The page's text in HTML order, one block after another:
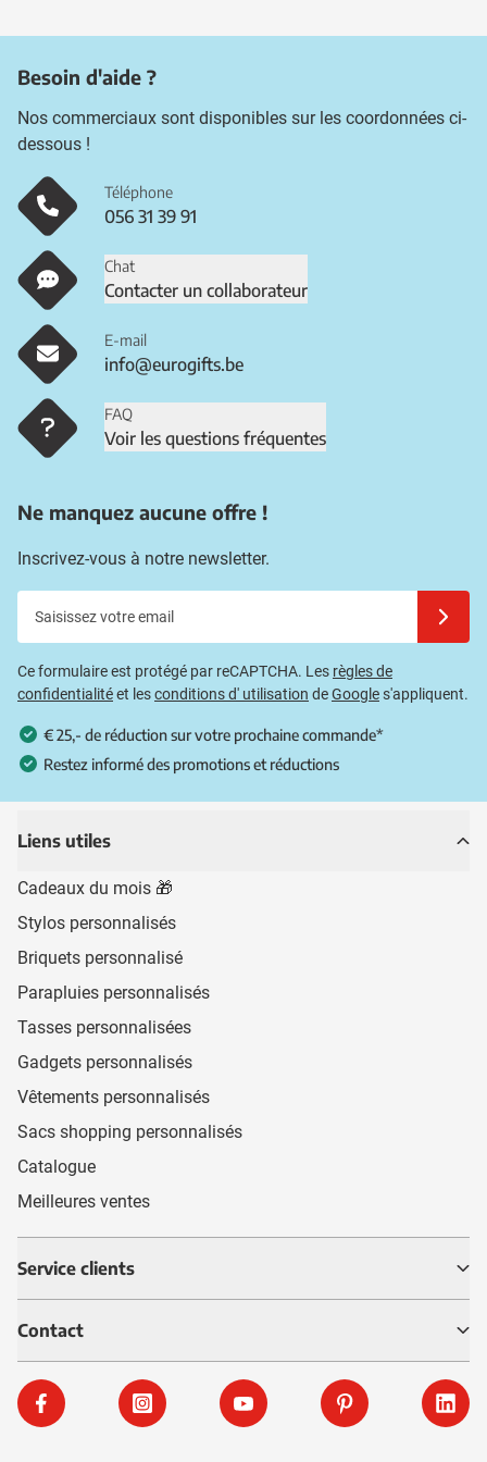
Besoin d'aide ?
Nos commerciaux sont disponibles sur les coordonnées ci-
dessous !
Téléphone
056 31 39 91
Chat
Contacter un collaborateur
E-mail
info@eurogifts.be
FAQ
Voir les questions fréquentes
Ne manquez aucune offre !
Inscrivez-vous à notre newsletter.
Ce formulaire est protégé par reCAPTCHA. Les règles de
confidentialitéet lesconditions d' utilisation deGoogles'appliquent.
€ 25,- de réduction sur votre prochaine commande*
Restez informé des promotions et réductions
Liens utiles
Cadeaux du mois 🎁
Stylos personnalisés
Briquets personnalisé
Parapluies personnalisés
Tasses personnalisées
Gadgets personnalisés
Vêtements personnalisés
Sacs shopping personnalisés
Catalogue
Meilleures ventes
Service clients
Contact
Facebook Instagram YouTube Pinterest